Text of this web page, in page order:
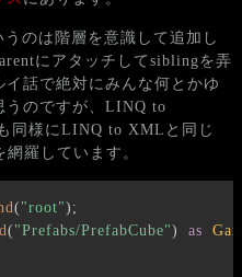
のは階層を意識して追加し
にアタッチしてsiblingを弄
話で絶対にみんな何とかゆ
うのですが、LINQ to
同様にLINQ to XMLと同じ
羅しています。
( "root") ;
( "Prefabs/PrefabCube") as